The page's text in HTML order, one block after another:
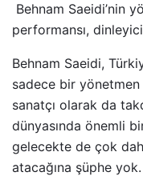
Behnam Saeidi’nin
performansı,
Behnam Saeidi,
sadece bir
sanatçı olarak da
dünyasında önemli
gelecekte de çok
atacağına şüphe yok.